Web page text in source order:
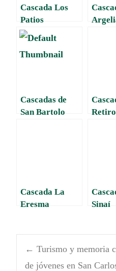
Cascada Los
Patios
Cascadas de
San Bartolo
Retiro
Cascada La
Eresma
Sinaí
← Turismo y memoria
de jóvenes en San